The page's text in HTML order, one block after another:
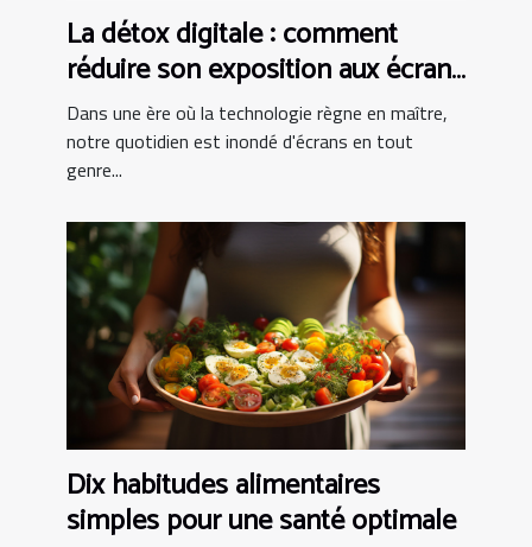
La détox digitale : comment
réduire son exposition aux écrans
pour mieux dormir
Dans une ère où la technologie règne en maître,
notre quotidien est inondé d'écrans en tout
genre...
Dix habitudes alimentaires
simples pour une santé optimale